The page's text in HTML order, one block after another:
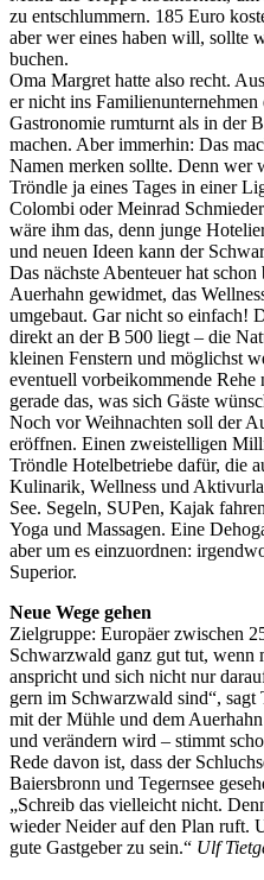
zu entschlummern. 185 Euro
aber wer eines haben will, sollte
buchen.
Oma Margret hatte also recht.
er nicht ins
Gastronomie rumturnt als in der
machen. Aber immerhin: Das
Namen merken sollte. Denn wer
Tröndle ja eines Tages in einer
Colombi oder Meinrad
wäre ihm das, denn junge
und neuen Ideen kann der
Das nächste Abenteuer hat
Auerhahn gewidmet, das
umgebaut. Gar nicht so einfach!
direkt an der B 500 liegt – die
kleinen Fenstern und möglichst
eventuell vorbeikommende
gerade das, was sich Gäste
Noch vor Weihnachten soll der
eröffnen. Einen zweistelligen
Tröndle Hotelbetriebe dafür, die
Kulinarik, Wellness und
See. Segeln, SUPen, Kajak
Yoga und Massagen. Eine
aber um es einzuordnen:
Superior.
Neue Wege gehen
Zielgruppe: Europäer zwischen
Schwarzwald ganz gut tut, wenn
anspricht und sich nicht nur
gern im Schwarzwald sind“, sagt
mit der Mühle und dem
und verändern wird – stimmt
Rede davon ist, dass der
Baiersbronn und Tegernsee
„Schreib das vielleicht nicht.
wieder Neider auf den Plan ruft.
gute Gastgeber zu sein.“ Ulf